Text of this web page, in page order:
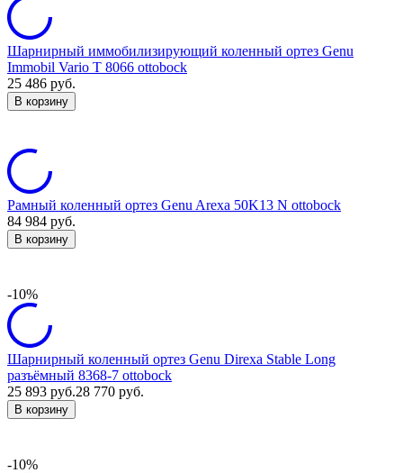
Шарнирный иммобилизирующий коленный ортез Genu
Immobil Vario T 8066 ottobock
25 486 руб.
В корзину
Рамный коленный ортез Genu Arexa 50K13 N ottobock
84 984 руб.
В корзину
-10%
Шарнирный коленный ортез Genu Direxa Stable Long
разъёмный 8368-7 ottobock
25 893 руб.28 770 руб.
В корзину
-10%